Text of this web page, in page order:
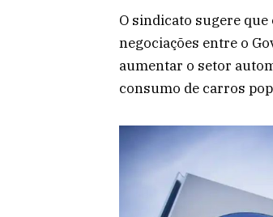
O sindicato sugere
negociações entre o
aumentar o setor
consumo de carros